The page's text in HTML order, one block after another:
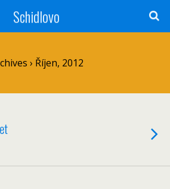
Schidlovo
› Říjen, 2012